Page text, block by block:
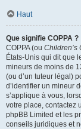
Haut
Que signifie COPPA ?
COPPA (ou Children’s
États-Unis qui dit que
mineurs de moins de
(ou d’un tuteur légal)
d’identifier un mineur
s’applique à vous,
votre place, contactez
phpBB Limited et les
conseils juridiques et